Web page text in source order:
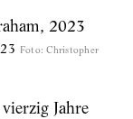
Foto: Christopher
Jahre